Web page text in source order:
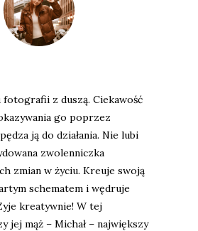
z duszą. Ciekawość
go poprzez
ją do działania. Nie lubi
zwolenniczka
zmian w życiu. Kreuje swoją
schematem i wędruje
kreatywnie! W tej
jej mąż – Michał – największy